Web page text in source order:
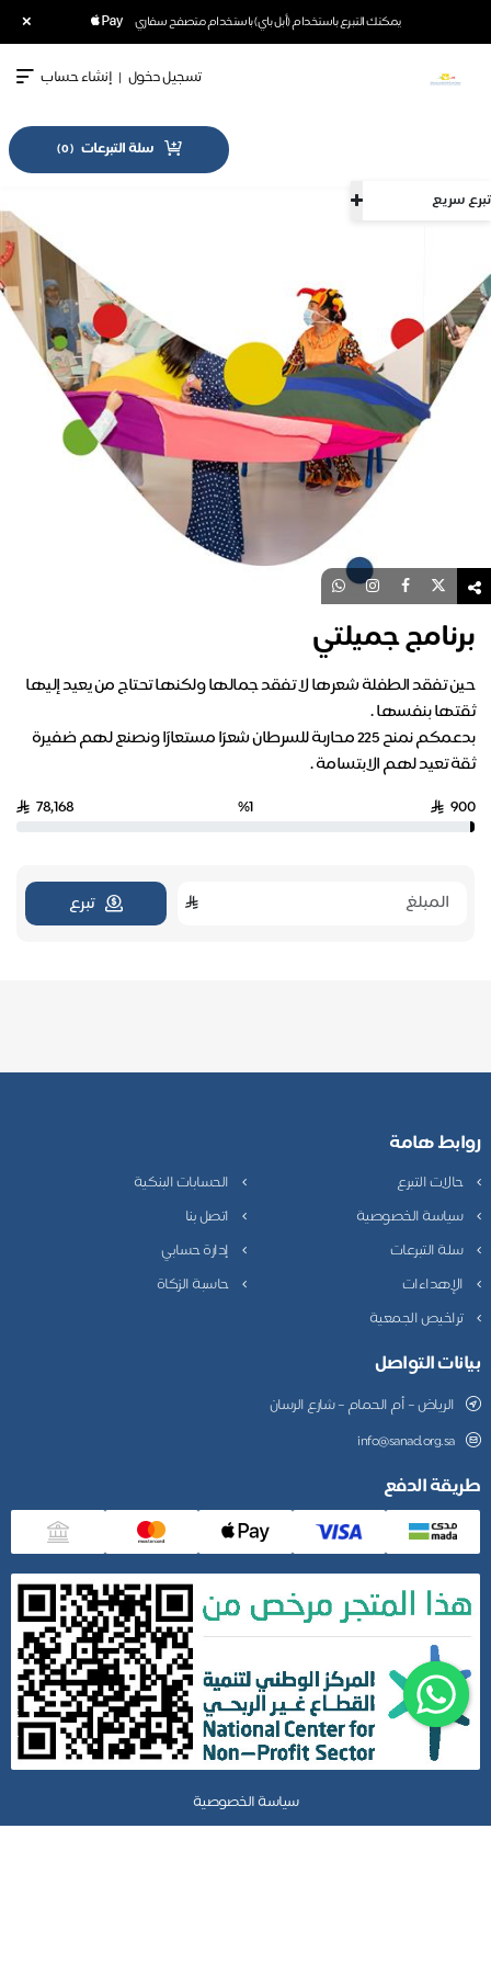
يمكنك التبرع باستخدام (أبل باي) باستخدام متصفح سفاري ×
تبرع سريع
تسجيل دخول | إنشاء حساب
سلة التبرعات (
0
)
برنامج جميلتي
حين تفقد الطفلة شعرها لا تفقد جمالها ولكنها تحتاج من يعيد إليها
بدعمكم نمنح 225 محاربة للسرطان شعرًا مستعارًا ونصنع لهم ضفيرة
ثقة تعيد لهم الابتسامة .
900
%1
78,168
تبرع
روابط هامة
حالات التبرع
الحسابات البنكية
سياسة الخصوصية
اتصل بنا
سلة التبرعات
إدارة حسابي
الإهداءات
حاسبة الزكاة
تراخيص الجمعية
بيانات التواصل
الرياض – أم الحمام – شارع الرسان
info@sanad.org.sa
طريقة الدفع
سياسة الخصوصية